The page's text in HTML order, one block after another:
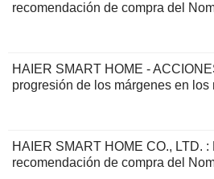
recomendación de compra del
HAIER SMART HOME -
progresión de los márgenes en los
HAIER SMART HOME CO., LTD. :
recomendación de compra del